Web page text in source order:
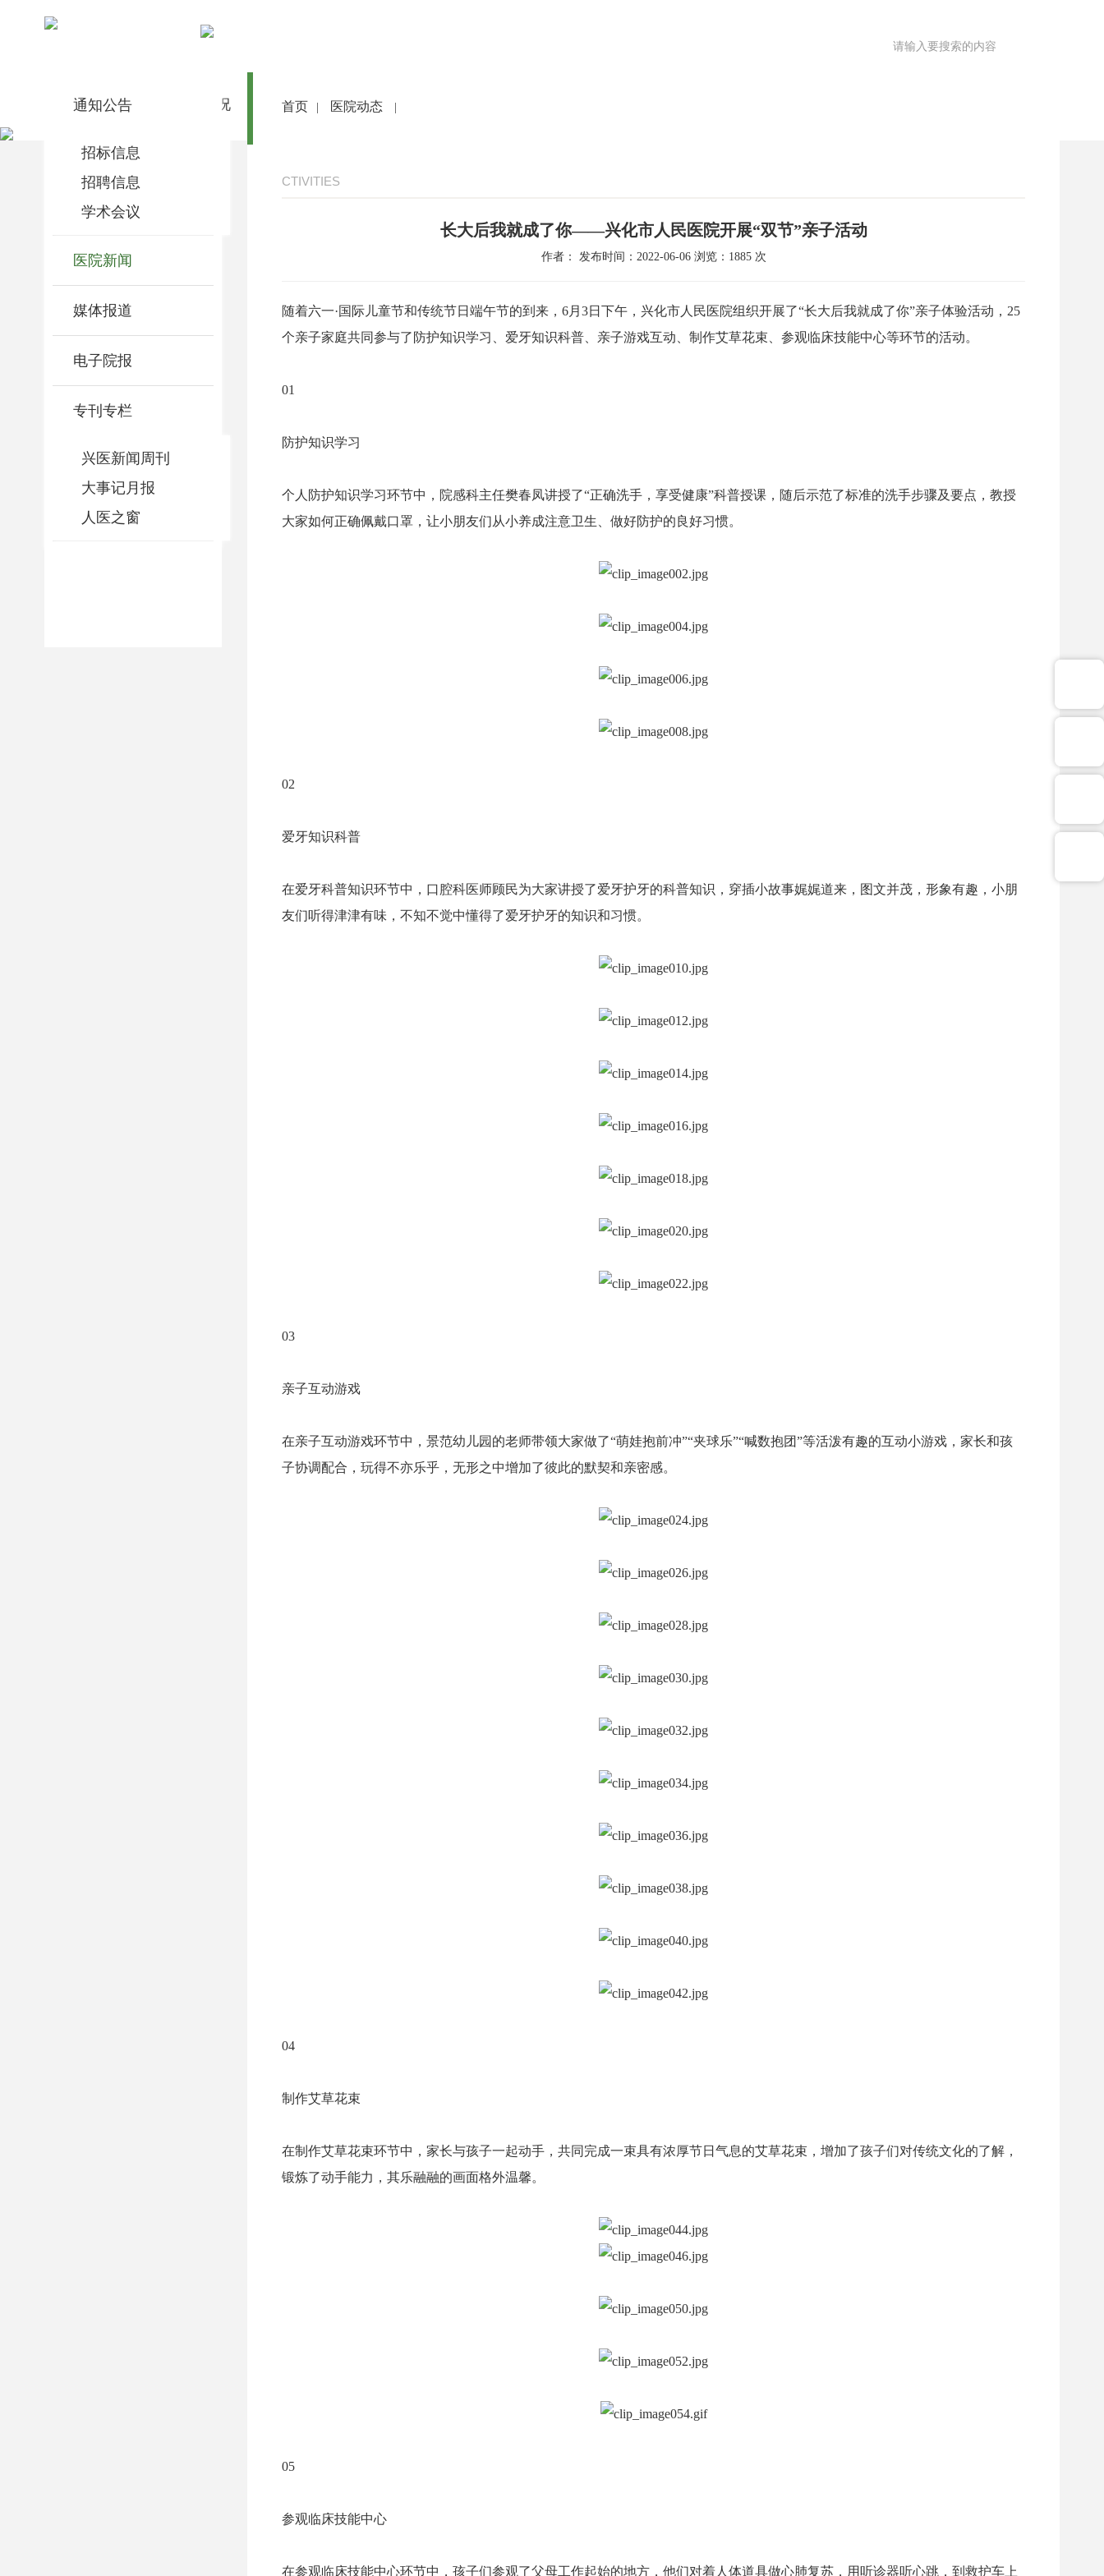
首 页 医院概况 医院动态 党建文化
通知公告
招标信息
招聘信息
学术会议
医院新闻
媒体报道
电子院报
专刊专栏
兴医新闻周刊
大事记月报
人医之窗
首页 医院动态
CTIVITIES
长大后我就成了你——兴化市人民医院开展“双节”亲子活动
作者： 发布时间：2022-06-06 浏览：1885 次
随着六一·国际儿童节和传统节日端午节的到来，6月3日下午，兴化市人民医院组织开展了“长大后我就成了你”亲子体验活动， 25
个亲子家庭共同参与了防护知识学习、爱牙知识科普、亲子游戏互动、制作艾草花束、参观临床技能中心等环节的活动。
01
防护知识学习
个人防护知识学习环节中，院感科主任樊春凤讲授了“正确洗手，享受健康”科普授课，随后示范了标准的洗手步骤及要点，教授
大家如何正确佩戴口罩，让小朋友们从小养成注意卫生、做好防护的良好习惯。
02
爱牙知识科普
在爱牙科普知识环节中，口腔科医师顾民为大家讲授了爱牙护牙的科普知识，穿插小故事娓娓道来，图文并茂，形象有趣，小朋
友们听得津津有味，不知不觉中懂得了爱牙护牙的知识和习惯。
03
亲子互动游戏
在亲子互动游戏环节中，景范幼儿园的老师带领大家做了“萌娃抱前冲”“夹球乐”“喊数抱团”等活泼有趣的互动小游戏，家长和孩
子协调配合，玩得不亦乐乎，无形之中增加了彼此的默契和亲密感。
04
制作艾草花束
在制作艾草花束环节中，家长与孩子一起动手，共同完成一束具有浓厚节日气息的艾草花束，增加了孩子们对传统文化的了解，
锻炼了动手能力，其乐融融的画面格外温馨。
05
参观临床技能中心
在参观临床技能中心环节中，孩子们参观了父母工作起始的地方，他们对着人体道具做心肺复苏，用听诊器听心跳，到救护车上